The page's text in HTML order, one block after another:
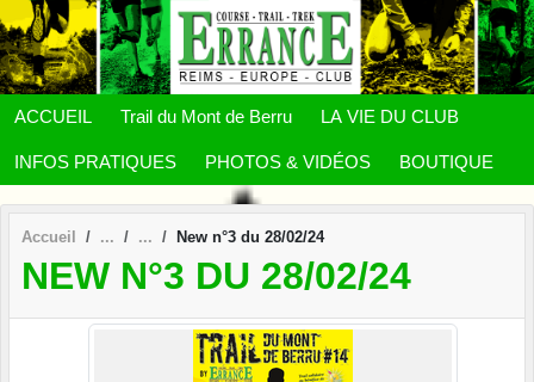
ACCUEIL Trail du Mont de Berru LA VIE DU CLUB
INFOS PRATIQUES PHOTOS & VIDÉOS BOUTIQUE
Accueil New n°3 du 28/02/24
NEW N°3 DU 28/02/24
Panneau de gestion des cookies